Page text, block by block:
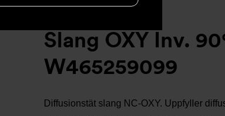
Slang OXY Inv.
W465259099
Diffusionstät slang NC-OXY. Uppfyller